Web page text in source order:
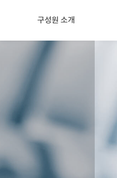
구성원 소개